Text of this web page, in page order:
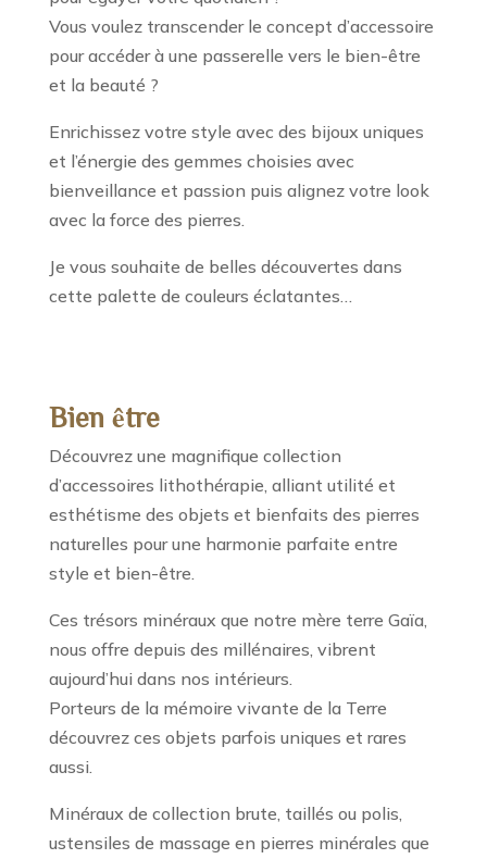
Vous voulez transcender le concept d’accessoire
pour accéder à une passerelle vers le bien-être
et la beauté ?
Enrichissez votre style avec des bijoux uniques
et l’énergie des gemmes choisies avec
bienveillance et passion puis alignez votre look
avec la force des pierres.
Je vous souhaite de belles découvertes dans
cette palette de couleurs éclatantes…
Bien être
Découvrez une magnifique collection
d’accessoires lithothérapie, alliant utilité et
esthétisme des objets et bienfaits des pierres
naturelles pour une harmonie parfaite entre
style et bien-être.
Ces trésors minéraux que notre mère terre Gaïa,
nous offre depuis des millénaires, vibrent
aujourd’hui dans nos intérieurs.
Porteurs de la mémoire vivante de la Terre
découvrez ces objets parfois uniques et rares
aussi.
Minéraux de collection brute, taillés ou polis,
ustensiles de massage en pierres minérales que